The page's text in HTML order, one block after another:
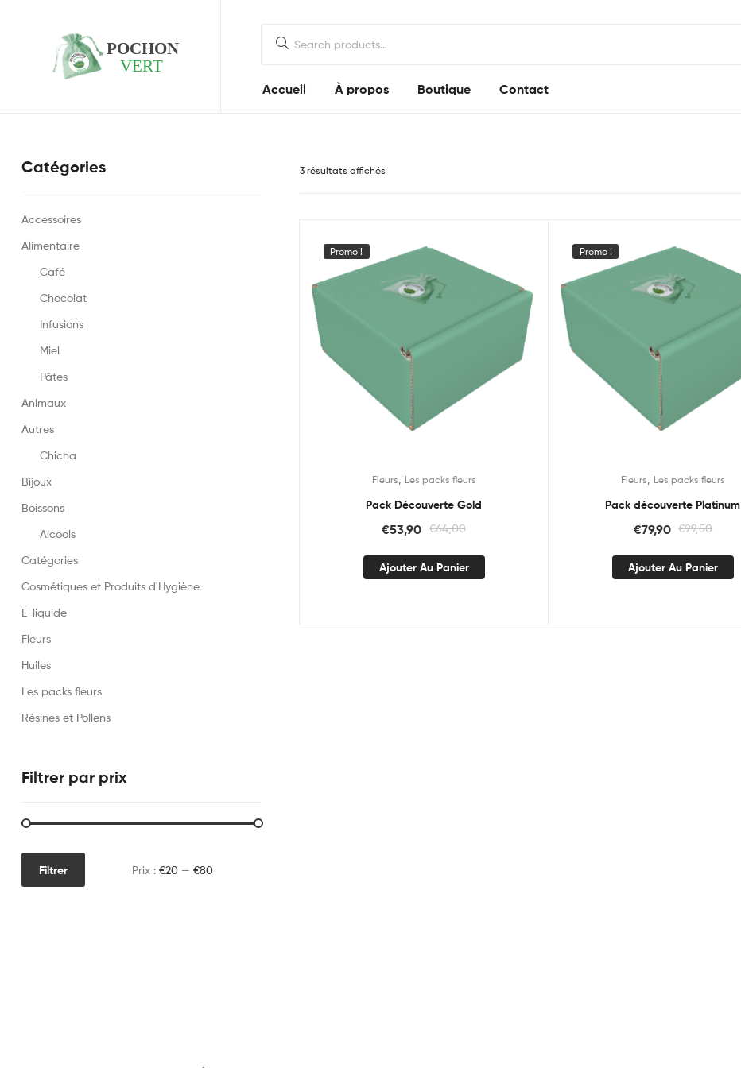
Votre
boutique
CBD
Accueil À propos Boutique Contact
3 résultats affichés
Promo !
Fleurs Les packs fleurs
Pack Découverte Gold
€64,00
€53,90
Ajouter Au Panier
Promo !
Fleurs Les packs fleurs
Pack découverte Platinum
€99,50
€79,90
Ajouter Au Panier
Catégories
Accessoires
Alimentaire
Café
Chocolat
Infusions
Miel
Pâtes
Animaux
Autres
Chicha
Bijoux
Boissons
Alcools
Catégories
Cosmétiques et Produits d'Hygiène
E-liquide
Fleurs
Huiles
Les packs fleurs
Résines et Pollens
Filtrer par prix
Filtrer Prix : €20— €80